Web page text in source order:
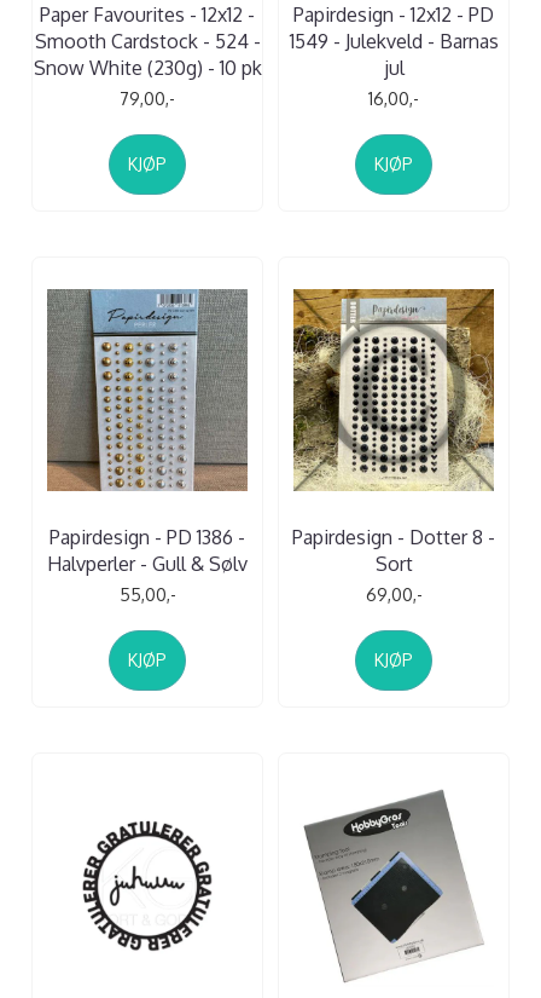
Paper Favourites - 12x12 -
Smooth Cardstock - 524 -
Snow White (230g) - 10 pk
79,00,-
KJØP
Papirdesign - 12x12 - PD
1549 - Julekveld - Barnas
jul
16,00,-
KJØP
Papirdesign - PD 1386 -
Halvperler - Gull & Sølv
55,00,-
KJØP
Papirdesign - Dotter 8 -
Sort
69,00,-
KJØP